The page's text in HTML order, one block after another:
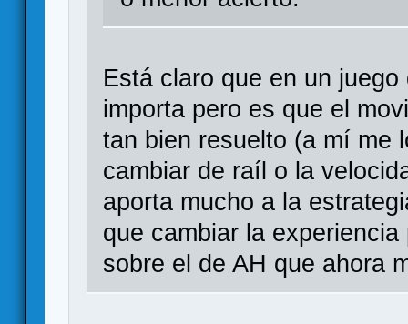
Está claro que en un
importa pero es que el
tan bien resuelto (a mí me
cambiar de raíl o la
aporta mucho a la
que cambiar la
sobre el de AH que ahora